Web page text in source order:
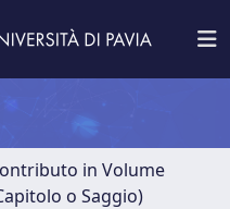
in Volume
o Saggio)